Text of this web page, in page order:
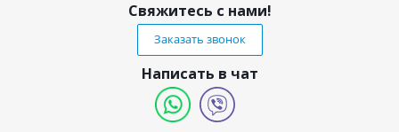
Свяжитесь с нами!
Заказать звонок
Написать в чат